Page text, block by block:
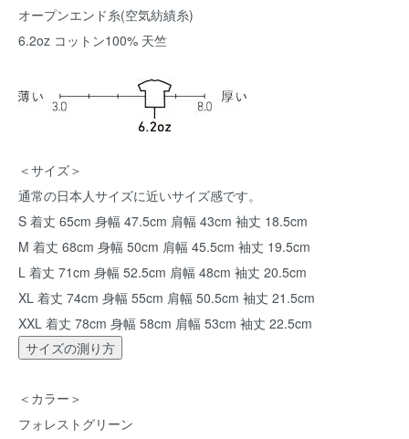
オープンエンド糸(空気紡績糸)
6.2oz コットン100% 天竺
＜サイズ＞
通常の日本人サイズに近いサイズ感です。
S 着丈 65cm 身幅 47.5cm 肩幅 43cm 袖丈 18.5cm
M 着丈 68cm 身幅 50cm 肩幅 45.5cm 袖丈 19.5cm
L 着丈 71cm 身幅 52.5cm 肩幅 48cm 袖丈 20.5cm
XL 着丈 74cm 身幅 55cm 肩幅 50.5cm 袖丈 21.5cm
XXL 着丈 78cm 身幅 58cm 肩幅 53cm 袖丈 22.5cm
サイズの測り方
＜カラー＞
フォレストグリーン